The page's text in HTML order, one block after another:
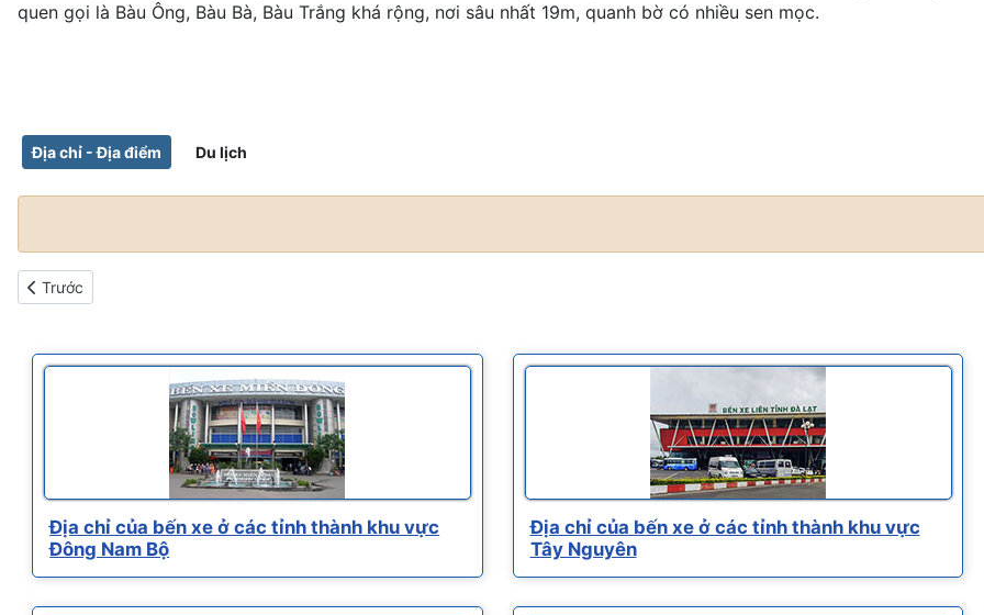
quen gọi là Bàu Ông, Bàu Bà, Bàu Trắng khá rộng, nơi sâu nhất 19m, quanh bờ có nhiều sen mọc.
Địa chỉ - Địa điểm Du lịch
Bài viết trước: Các địa điểm tham quan du lịch tại Đà Lạt
Trước
Địa chỉ của bến xe ở các tỉnh thành khu vực
Đông Nam Bộ
Địa chỉ của bến xe ở các tỉnh thành khu vực
Tây Nguyên